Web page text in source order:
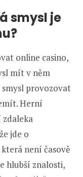
smysl je
online casino,
mít v něm
smysl provozovat
Herní
jde o
není časově
hlubší znalosti,